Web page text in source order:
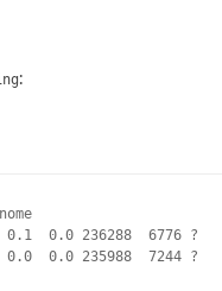
:
| grep
0.1  0.0 236288  6776 ?
0.0  0.0 235988  7244 ?